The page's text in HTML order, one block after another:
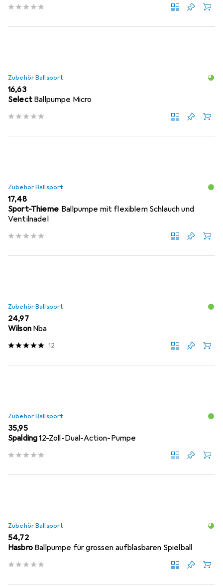
Zubehör Ballsport
EUR
16,63
Select Ballpumpe Micro
Zubehör Ballsport
EUR
17,48
Sport-Thieme Ballpumpe mit flexiblem Schlauch und
Ventilnadel
Zubehör Ballsport
EUR
24,97
Wilson Nba
12
Zubehör Ballsport
EUR
35,95
Spalding12-Zoll-Dual-Action-Pumpe
Zubehör Ballsport
EUR
54,72
Hasbro Ballpumpe für grossen aufblasbaren Spielball